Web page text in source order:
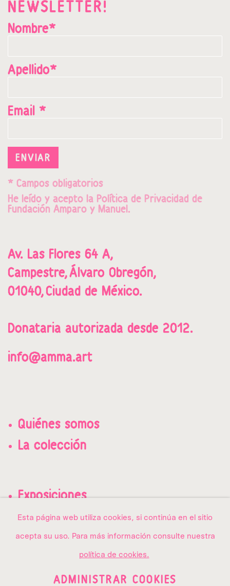
NEWSLETTER!
Nombre*
Apellido*
Email *
ENVIAR
* Campos obligatorios
He leído y acepto la Política de Privacidad de
Fundación Amparo y Manuel.
Av. Las Flores 64 A,
Campestre,Álvaro Obregón,
01040, Ciudad de México.
Donataria autorizada desde 2012.
info@amma.art
Quiénes somos
La colección
Exposiciones
Contacto
Esta página web utiliza cookies, si continúa en el sitio
acepta su uso. Para más información consulte nuestra
política de cookies.
ADMINISTRAR COOKIES